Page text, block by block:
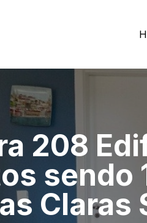
208
sendo
Claras